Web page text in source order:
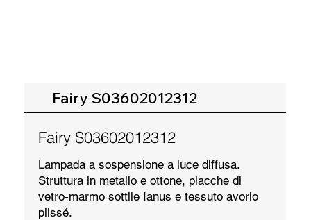
Fairy S03602012312
Fairy S03602012312
Lampada a sospensione a luce diffusa.
Struttura in metallo e ottone, placche di
vetro-marmo sottile Ianus e tessuto avorio
plissé.